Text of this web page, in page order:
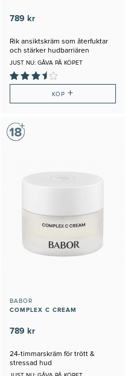
789 kr
Rik ansiktskräm som återfuktar
och stärker hudbarriären
JUST NU: GÅVA PÅ KÖPET
KÖP +
BABOR
COMPLEX C CREAM
789 kr
24-timmarskräm för trött &
stressad hud